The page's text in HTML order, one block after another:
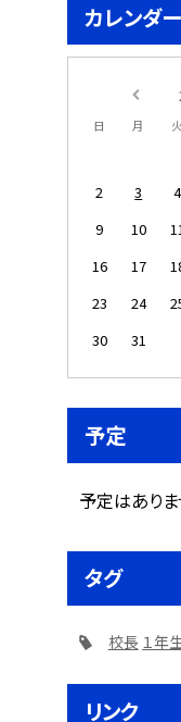
カレンダー
日 月 火
2
3 4
9
10
16
17
23
24
30
31
予定
予定はあり
タグ
校長 １年
リンク